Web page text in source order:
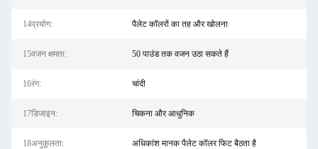
14प्रयोग: पैलेट कॉलरों का तह और खोलना
15वजन क्षमता: 50 पाउंड तक वजन उठा सकते हैं
16रंग: चांदी
17डिजाइन: चिकना और आधुनिक
18अनुकूलता: अधिकांश मानक पैलेट कॉलर फिट बैठता है